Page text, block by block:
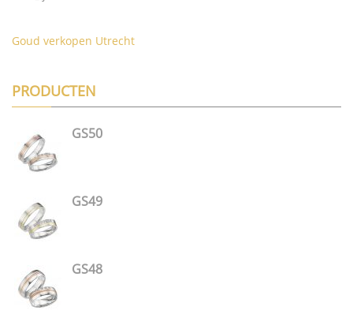
Goud verkopen Utrecht
PRODUCTEN
GS50
GS49
GS48